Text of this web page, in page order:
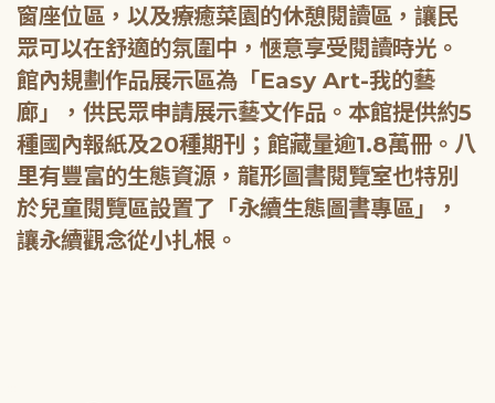
窗座位區，以及療癒菜園的休憩閱讀區，讓民
眾可以在舒適的氛圍中，愜意享受閱讀時光。
館內規劃作品展示區為「Easy Art-我的藝
廊」，供民眾申請展示藝文作品。本館提供約5
種國內報紙及20種期刊；館藏量逾1.8萬冊。八
里有豐富的生態資源，龍形圖書閱覽室也特別
於兒童閱覽區設置了「永續生態圖書專區」，